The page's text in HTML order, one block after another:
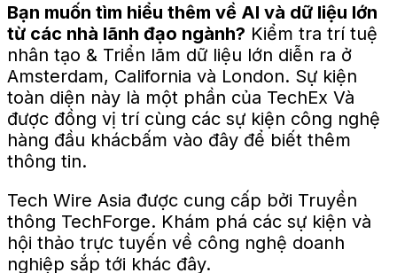
Bạn muốn tìm hiểu thêm về AI và dữ liệu lớn
từ các nhà lãnh đạo ngành? Kiểm tra trí tuệ
nhân tạo & Triển lãm dữ liệu lớn diễn ra ở
Amsterdam, California và London. Sự kiện
toàn diện này là một phần của TechEx Và
được đồng vị trícùng các sự kiện công nghệ
hàng đầu khácbấm vào đây để biết thêm
thông tin.
Tech Wire Asia được cung cấp bởi Truyền
thông TechForge. Khám phá các sự kiện và
hội thảo trực tuyến về công nghệ doanh
nghiệp sắp tới khác đây.